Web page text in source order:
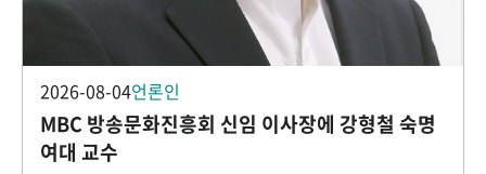
2026-08-04언론인
MBC 방송문화진흥회 신임 이사장에 강형철 숙명
여대 교수